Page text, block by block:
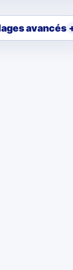
avancés